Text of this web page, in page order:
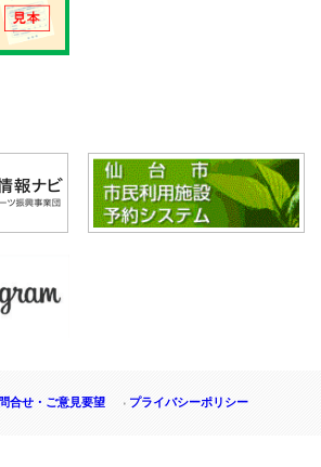
合せ・ご意見要望 プライバシーポリシー